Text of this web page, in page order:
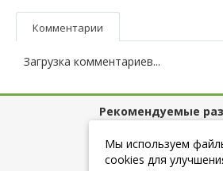
Комментарии
Загрузка комментариев...
Рекомендуемые
Полезные
Мы используем
cookies для